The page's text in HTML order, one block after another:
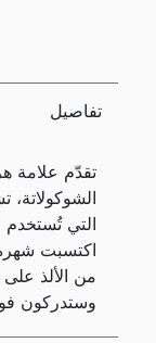
تفاصيل
تقدّم علامة
الشوكولاتة،
التي تُستخدم
اكتسبت
من الألذ على
وستدركون